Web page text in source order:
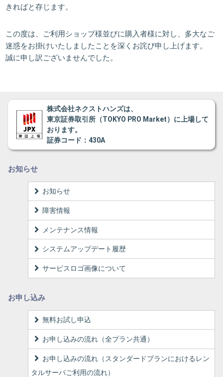
きればと存じます。
この度は、ご利用ショップ様並びに購入者様に対し、多大なご
迷惑をお掛けいたしましたことを深くお詫び申し上げます。
誠に申し訳ございませんでした。
株式会社ネクストハンズは、
東京証券取引所（TOKYO PRO Market）に上場して
おります。
証券コード：430A
お知らせ
お知らせ
障害情報
メンテナンス情報
システムアップデート履歴
サービスロゴ画像について
お申し込み
無料お試し申込
お申し込みの流れ（全プラン共通）
お申し込みの流れ（スタンダードプランにおけるレン
タルサーバご利用の流れ）